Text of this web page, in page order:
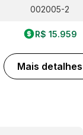
002005-2
R$ 15.959
Mais detalhes